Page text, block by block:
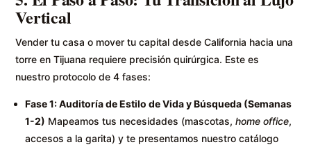
Vertical
Vender tu casa o mover tu capital desde California hacia una
torre en Tijuana requiere precisión quirúrgica. Este es
nuestro protocolo de 4 fases:
Fase 1: Auditoría de Estilo de Vida y Búsqueda (Semanas
1-2) Mapeamos tus necesidades (mascotas,home office,
accesos a la garita) y te presentamos nuestro catálogo